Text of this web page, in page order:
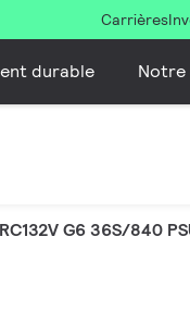
Carrières
durable Notre
RC132V G6 36S/840